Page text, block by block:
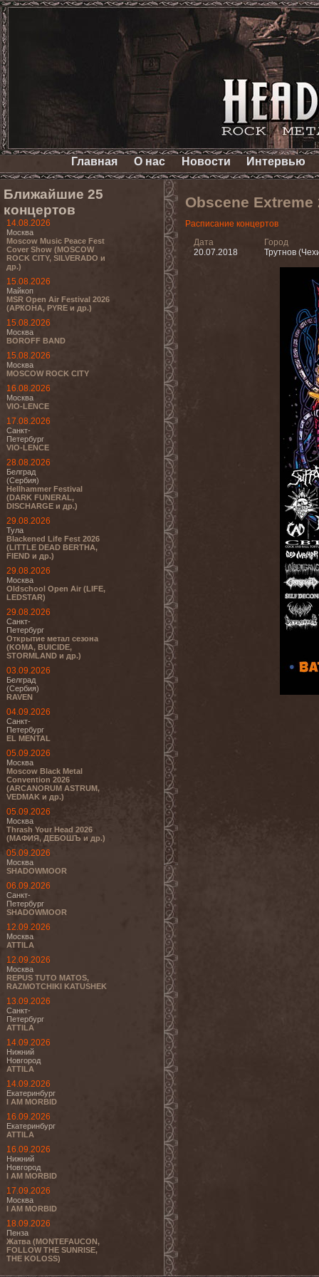
Главная О нас Новости Интервью
Ближайшие 25
концертов
14.08.2026
Москва
Moscow Music Peace Fest
Cover Show (MOSCOW
ROCK CITY, SILVERADO и
др.)
15.08.2026
Майкоп
MSR Open Air Festival 2026
(АРКОНА, PYRE и др.)
15.08.2026
Москва
BOROFF BAND
15.08.2026
Москва
MOSCOW ROCK CITY
16.08.2026
Москва
VIO-LENCE
17.08.2026
Санкт-
Петербург
VIO-LENCE
28.08.2026
Белград
(Сербия)
Hellhammer Festival
(DARK FUNERAL,
DISCHARGE и др.)
29.08.2026
Тула
Blackened Life Fest 2026
(LITTLE DEAD BERTHA,
FIEND и др.)
29.08.2026
Москва
Oldschool Open Air (LIFE,
LEDSTAR)
29.08.2026
Санкт-
Петербург
Открытие метал сезона
(KOMA, BUICIDE,
STORMLAND и др.)
03.09.2026
Белград
(Сербия)
RAVEN
04.09.2026
Санкт-
Петербург
EL MENTAL
05.09.2026
Москва
Moscow Black Metal
Convention 2026
(ARCANORUM ASTRUM,
VEDMAK и др.)
05.09.2026
Москва
Thrash Your Head 2026
(МАФИЯ, ДЕБОШЪ и др.)
05.09.2026
Москва
SHADOWMOOR
06.09.2026
Санкт-
Петербург
SHADOWMOOR
12.09.2026
Москва
ATTILA
12.09.2026
Москва
REPUS TUTO MATOS,
RAZMOTCHIKI KATUSHEK
13.09.2026
Санкт-
Петербург
ATTILA
14.09.2026
Нижний
Новгород
ATTILA
14.09.2026
Екатеринбург
I AM MORBID
16.09.2026
Екатеринбург
ATTILA
16.09.2026
Нижний
Новгород
I AM MORBID
17.09.2026
Москва
I AM MORBID
18.09.2026
Пенза
Жатва (MONTEFAUCON,
FOLLOW THE SUNRISE,
THE KOLOSS)
Obscene Extreme
Расписание концертов
Дата
20.07.2018
Город
Трутнов